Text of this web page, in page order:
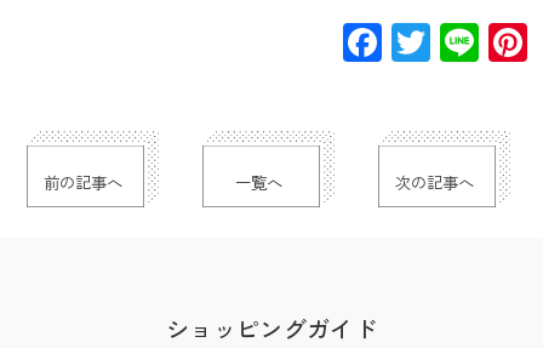
Facebook
前の記事へ 一覧へ 次の記事へ
ショッピングガイド